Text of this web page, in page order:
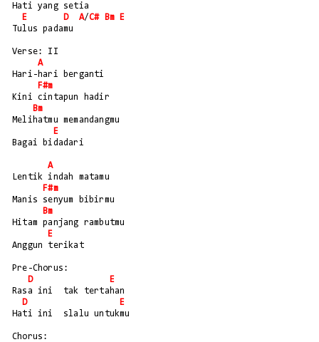
Hati yang setia
E
D A/C# Bm
E
Tulus padamu
Verse: II
A
Hari-hari berganti
F#m
Kini cintapun hadir
Bm
Melihatmu memandangmu
E
Bagai bidadari
A
Lentik indah matamu
F#m
Manis senyum bibirmu
Bm
Hitam panjang rambutmu
E
Anggun terikat
Pre-Chorus:
D
E
Rasa ini  tak tertahan
D
E
Hati ini  slalu untukmu
Chorus: